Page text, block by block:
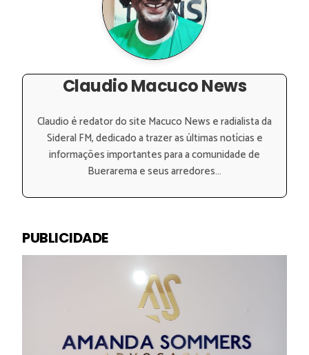
Claudio Macuco News
Claudio é redator do site Macuco News e radialista da
Sideral FM, dedicado a trazer as últimas notícias e
informações importantes para a comunidade de
Buerarema e seus arredores...
PUBLICIDADE